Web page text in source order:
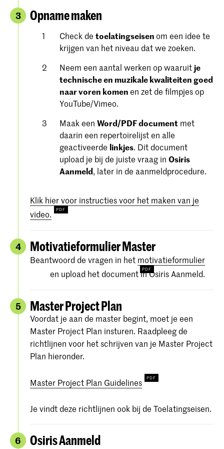
3 Opname maken
Check detoelatingseisenom een ​​idee te
krijgen van het niveau dat we zoeken.
Neem een aantal werken op waaruit je
technische en muzikale kwaliteiten goed
naar voren komenen zet de filmpjes op
YouTube/Vimeo.
Maak eenWord/PDF document met
daarin een repertoirelijst en alle
geactiveerde linkjes. Dit document
upload je bij de juiste vraag inOsiris
Aanmeld, later in de aanmeldprocedure.
Klik hier voor instructies voor het maken van je
video.
4 Motivatieformulier Master
Beantwoord de vragen in het motivatieformulier
en upload het document in Osiris Aanmeld.
5 Master Project Plan
Voordat je aan de master begint, moet je een
Master Project Plan insturen. Raadpleeg de
richtlijnen voor het schrijven van je Master Project
Plan hieronder.
Master Project Plan Guidelines
Je vindt deze richtlijnen ook bij de Toelatingseisen.
6 Osiris Aanmeld